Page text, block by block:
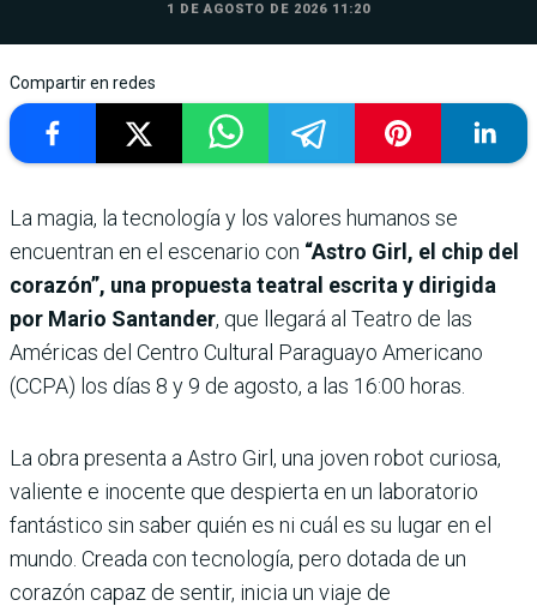
1 DE AGOSTO DE 2026 11:20
Compartir en redes
La magia, la tecnología y los valores humanos se
encuentran en el escenario con “Astro Girl, el chip del
corazón”, una propuesta teatral escrita y dirigida
por Mario Santander, que llegará al Teatro de las
Américas del Centro Cultural Paraguayo Americano
(CCPA) los días 8 y 9 de agosto, a las 16:00 horas.
La obra presenta a Astro Girl, una joven robot curiosa,
valiente e inocente que despierta en un laboratorio
fantástico sin saber quién es ni cuál es su lugar en el
mundo. Creada con tecnología, pero dotada de un
corazón capaz de sentir, inicia un viaje de